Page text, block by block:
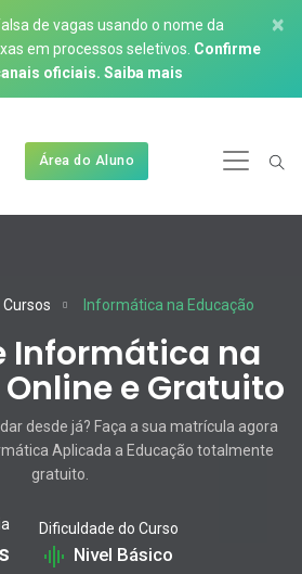
de vagas usando o nome da
em processos seletivos. Confirme
oficiais. Saiba mais
×
Área do Aluno
Cursos Informática na Educação
Informática na
e Gratuito
desde já? Faça a sua matrícula agora
Aplicada a Educação totalmente
gratuito.
Dificuldade do Curso
Nivel Básico